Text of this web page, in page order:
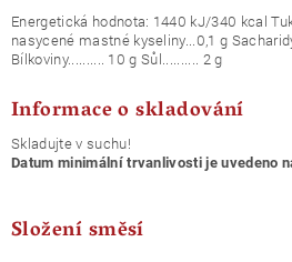
Energetická hodnota: 1440 kJ/340 kcal
nasycené mastné kyseliny...0,1 g
Bílkoviny.......... 10 g Sůl.......... 2 g
Informace o skladování
Skladujte v suchu!
Datum minimální trvanlivosti je uvedeno
Složení směsí